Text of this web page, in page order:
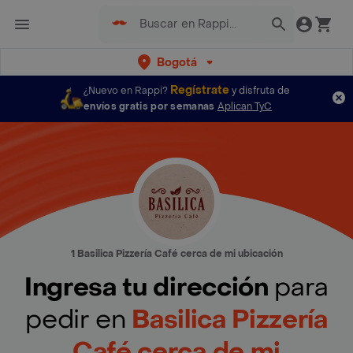
Bogotá
¿Nuevo en Rappi? Regístratey disfruta de
envíos gratis por semanas Aplican TyC
1 Basilica Pizzería Café cerca de mi ubicación
Ingresa tu dirección para
pedir en Basilica Pizzería